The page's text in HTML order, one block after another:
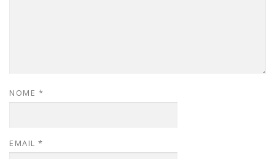
NOME *
EMAIL *